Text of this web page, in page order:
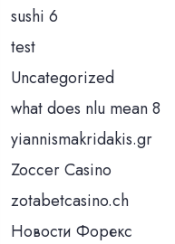
sushi 6
test
Uncategorized
what does nlu mean 8
yiannismakridakis.gr
Zoccer Casino
zotabetcasino.ch
Новости Форекс